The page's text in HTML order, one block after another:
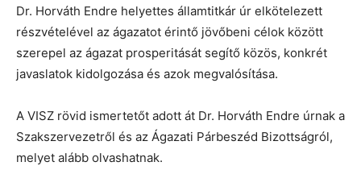
Dr. Horváth Endre helyettes államtitkár úr elkötelezett
részvételével az ágazatot érintő jövőbeni célok között
szerepel az ágazat prosperitását segítő közös, konkrét
javaslatok kidolgozása és azok megvalósítása.
A VISZ rövid ismertetőt adott át Dr. Horváth Endre úrnak a
Szakszervezetről és az Ágazati Párbeszéd Bizottságról,
melyet alább olvashatnak.